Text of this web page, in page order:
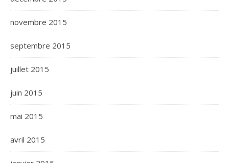
novembre 2015
septembre 2015
juillet 2015
juin 2015
mai 2015
avril 2015